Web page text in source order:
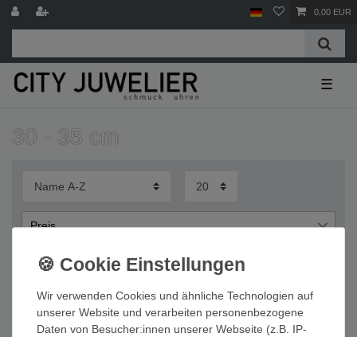
0,00 EUR
☰
30 - 35 cm
Preis
― €
Übernehmen
Wir verwenden Cookies und ähnliche Technologien auf
unserer Website und verarbeiten personenbezogene
Daten von Besucher:innen unserer Webseite (z.B. IP-